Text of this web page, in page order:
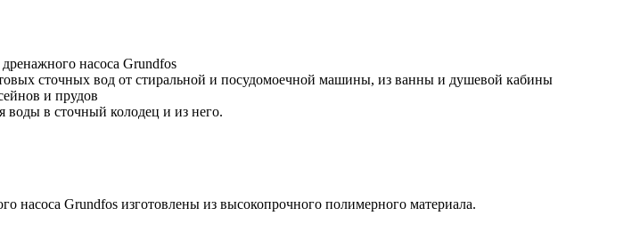
насоса Grundfos
сточных вод от стиральной и посудомоечной машины, из ванны и душевой кабины
и прудов
воды в сточный колодец и из него.
насоса Grundfos изготовлены из высокопрочного полимерного материала.